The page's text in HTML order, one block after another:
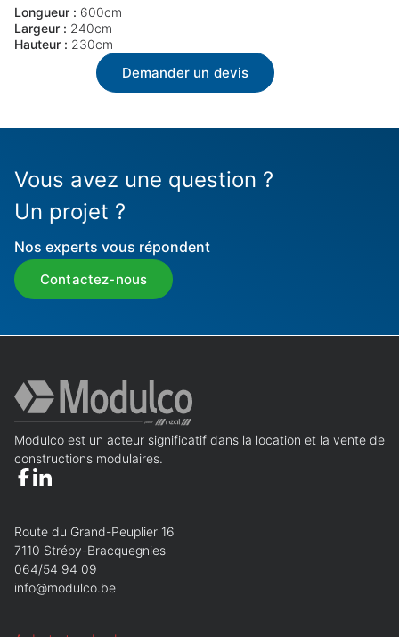
Longueur : 600cm
Largeur : 240cm
Hauteur : 230cm
Demander un devis
Vous avez une question ?
Un projet ?
Nos experts vous répondent
Contactez-nous
Modulco est un acteur significatif dans la location et la vente de
constructions modulaires.
Route du Grand-Peuplier 16
7110 Strépy-Bracquegnies
064/54 94 09
info@modulco.be